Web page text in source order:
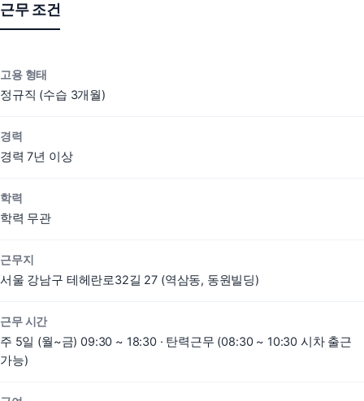
근무 조건
고용 형태
정규직 (수습 3개월)
경력
경력 7년 이상
학력
학력 무관
근무지
서울 강남구 테헤란로32길 27 (역삼동, 동원빌딩)
근무 시간
주 5일 (월~금) 09:30 ~ 18:30 · 탄력근무 (08:30 ~ 10:30 시차 출근
가능)